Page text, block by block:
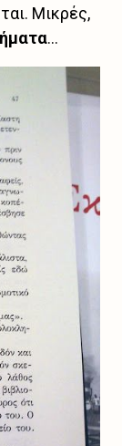
Μικρές,
...